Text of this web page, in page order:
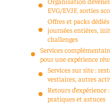
EVG/EVJF, sorties
Offres et packs
journées entières,
challenges
Services
pour une expérience
Services sur site :
vestiaires, autres
Retours
pratiques et astuces